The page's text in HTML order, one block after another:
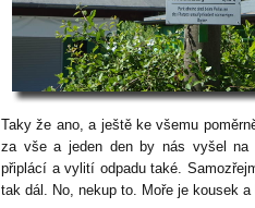
Taky že ano, a ještě ke všemu
za vše a jeden den by nás vyšel
připlácí a vylití odpadu také.
tak dál. No, nekup to. Moře je kousek